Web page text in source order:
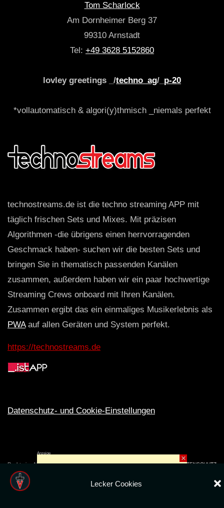
Lecker Cookies
Tom Scharlock
Am Dornheimer Berg 37
99310 Arnstadt
Tel: +49 3628 5152860
lovley greetings _/techno_ag/_ p-20
*vollautomatisch & algori(y)thmisch _niemals perfekt
technostreams.de ist die techno streaming APP mit
täglich frischen Sets und Mixes. Mit präzisen
Algorithmen -die übrigens einen herrvorragenden
Geschmack haben- suchen wir die besten Sets und
bringen Sie in thematisch passenden Kanälen
zusammen, außerdem haben wir ein paar hochwertige
Streaming Crews onboard mit Ihren Kanälen.
Zusammen ergibt das ein einmaliges Musikerlebnis als
PWAauf allen Geräten und System perfekt.
https://technostreams.de
Datenschutz- und Cookie-Einstellungen
Rechte ins All © 2024. Erstellt mitღfür die CLUBS und SZENE |Club.TV|DATENSCHUTZ
Anzeige
×